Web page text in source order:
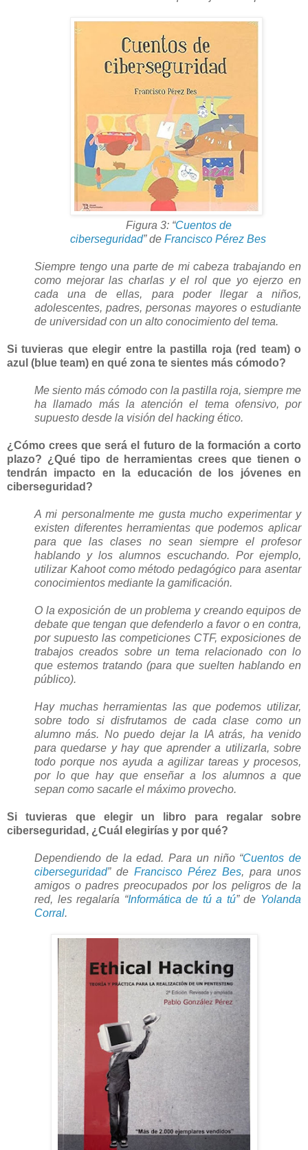
Figura 3: “Cuentos de
ciberseguridad”de Francisco Pérez Bes
Siempre tengo una parte de mi cabeza trabajando en
como mejorar las charlas y el rol que yo ejerzo en
cada una de ellas, para poder llegar a niños,
adolescentes, padres, personas mayores o estudiante
de universidad con un alto conocimiento del tema.
Si tuvieras que elegir entre la pastilla roja (red team) o
azul (blue team) en qué zona te sientes más cómodo?
Me siento más cómodo con la pastilla roja, siempre me
ha llamado más la atención el tema ofensivo, por
supuesto desde la visión del hacking ético.
¿Cómo crees que será el futuro de la formación a corto
plazo? ¿Qué tipo de herramientas crees que tienen o
tendrán impacto en la educación de los jóvenes en
ciberseguridad?
A mi personalmente me gusta mucho experimentar y
existen diferentes herramientas que podemos aplicar
para que las clases no sean siempre el profesor
hablando y los alumnos escuchando. Por ejemplo,
utilizar Kahoot como método pedagógico para asentar
conocimientos mediante la gamificación.
O la exposición de un problema y creando equipos de
debate que tengan que defenderlo a favor o en contra,
por supuesto las competiciones CTF, exposiciones de
trabajos creados sobre un tema relacionado con lo
que estemos tratando (para que suelten hablando en
público).
Hay muchas herramientas las que podemos utilizar,
sobre todo si disfrutamos de cada clase como un
alumno más. No puedo dejar la IA atrás, ha venido
para quedarse y hay que aprender a utilizarla, sobre
todo porque nos ayuda a agilizar tareas y procesos,
por lo que hay que enseñar a los alumnos a que
sepan como sacarle el máximo provecho.
Si tuvieras que elegir un libro para regalar sobre
ciberseguridad, ¿Cuál elegirías y por qué?
Dependiendo de la edad. Para un niño “Cuentos de
ciberseguridad” de Francisco Pérez Bes, para unos
amigos o padres preocupados por los peligros de la
red, les regalaría “Informática de tú a tú” de Yolanda
Corral.